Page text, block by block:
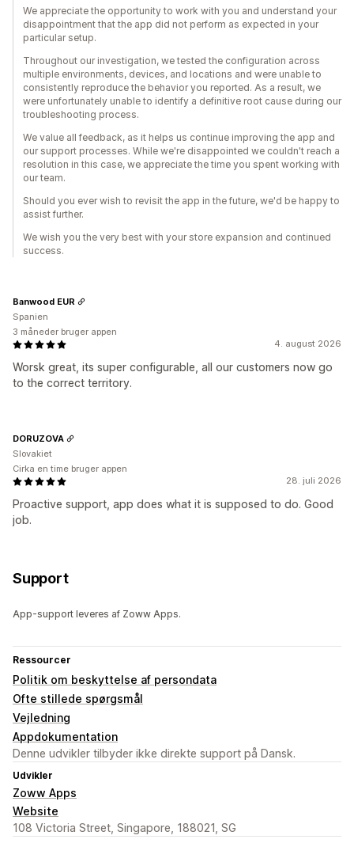
We appreciate the opportunity to work with you and understand your
disappointment that the app did not perform as expected in your
particular setup.
Throughout our investigation, we tested the configuration across
multiple environments, devices, and locations and were unable to
consistently reproduce the behavior you reported. As a result, we
were unfortunately unable to identify a definitive root cause during our
troubleshooting process.
We value all feedback, as it helps us continue improving the app and
our support processes. While we're disappointed we couldn't reach a
resolution in this case, we appreciate the time you spent working with
our team.
Should you ever wish to revisit the app in the future, we'd be happy to
assist further.
We wish you the very best with your store expansion and continued
success.
4. august 2026
Worsk great, its super configurable, all our customers now go
to the correct territory.
Banwood EUR
Spanien
3 måneder bruger appen
28. juli 2026
Proactive support, app does what it is supposed to do. Good
job.
DORUZOVA
Slovakiet
Cirka en time bruger appen
Support
App-support leveres af Zoww Apps.
Ressourcer
Politik om beskyttelse af persondata
Ofte stillede spørgsmål
Vejledning
Appdokumentation
Denne udvikler tilbyder ikke direkte support på Dansk.
Udvikler
Zoww Apps
Website
108 Victoria Street, Singapore, 188021, SG